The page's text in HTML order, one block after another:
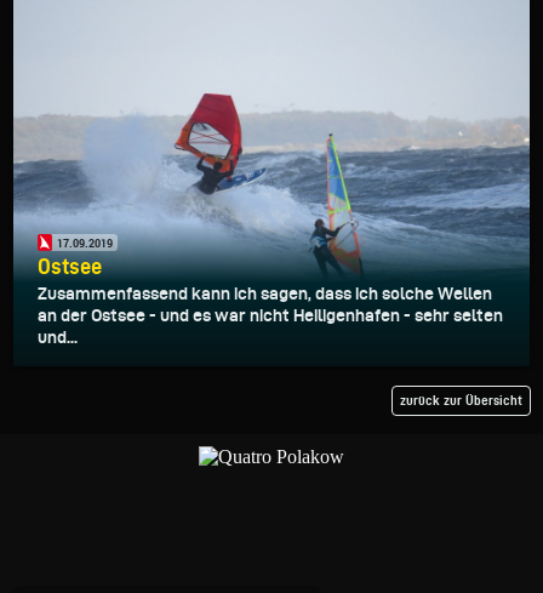
17.09.2019
Ostsee
Zusammenfassend kann ich sagen, dass ich solche Wellen
an der Ostsee - und es war nicht Heiligenhafen - sehr selten
und...
zurück zur Übersicht